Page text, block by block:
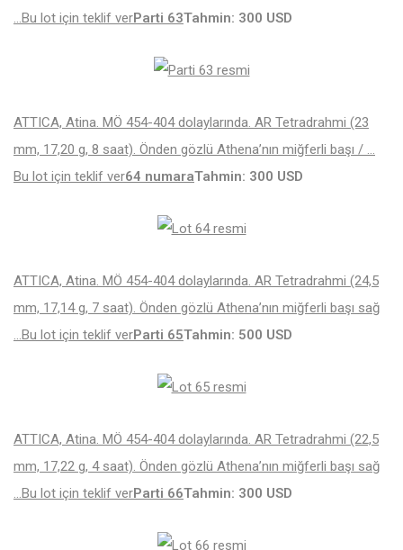
Bu lot için teklif verParti 63Tahmin: 300 USD
ATTICA, Atina. MÖ 454-404 dolaylarında. AR Tetradrahmi (23
mm, 17,20 g, 8 saat). Önden gözlü Athena’nın miğferli başı / …
Bu lot için teklif ver64 numaraTahmin: 300 USD
ATTICA, Atina. MÖ 454-404 dolaylarında. AR Tetradrahmi (24,5
mm, 17,14 g, 7 saat). Önden gözlü Athena’nın miğferli başı sağ
Bu lot için teklif verParti 65Tahmin: 500 USD
ATTICA, Atina. MÖ 454-404 dolaylarında. AR Tetradrahmi (22,5
mm, 17,22 g, 4 saat). Önden gözlü Athena’nın miğferli başı sağ
Bu lot için teklif verParti 66Tahmin: 300 USD